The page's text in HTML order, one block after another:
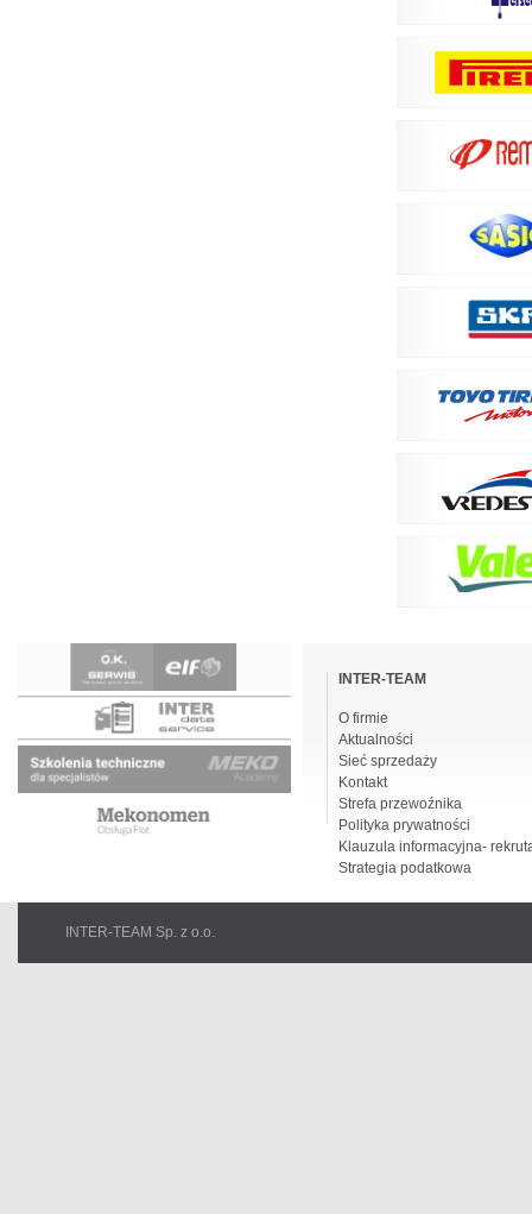
nawigacjeINTER-TEAM
O firmie
Aktualności
Sieć sprzedaży
Kontakt
Strefa przewoźnika
Polityka prywatności
Klauzula informacyjna-
Strategia podatkowa
INTER-TEAM Sp. z o.o.